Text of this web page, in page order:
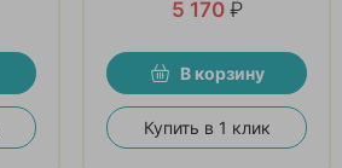
5 170 ₽
В корзину
Купить в 1 клик